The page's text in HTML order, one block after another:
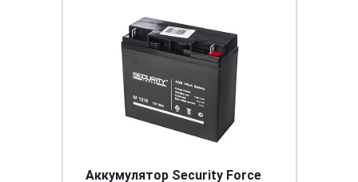
Аккумулятор Security Force